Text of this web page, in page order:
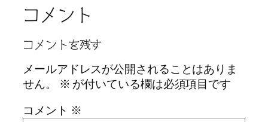
コメント
コメントを残す
メールアドレスが公開されることはありま
せん。
※ が付いている欄は必須項目です
コメント ※